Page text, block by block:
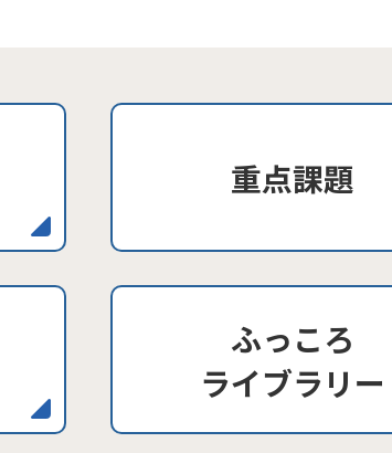
重点課題
ふっころ
ライブラリー